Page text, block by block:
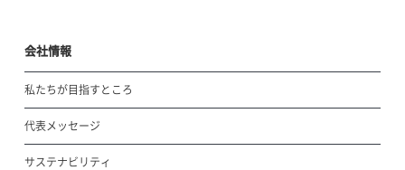
会社情報
私たちが目指すところ
代表メッセージ
サステナビリティ